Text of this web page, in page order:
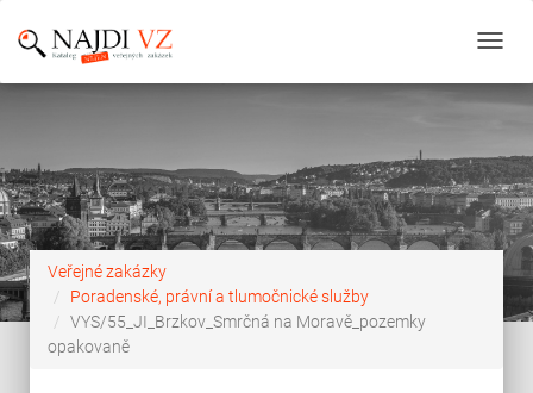
Veřejné zakázky
Poradenské, právní a tlumočnické služby
VYS/55_JI_Brzkov_Smrčná na Moravě_pozemky
opakovaně